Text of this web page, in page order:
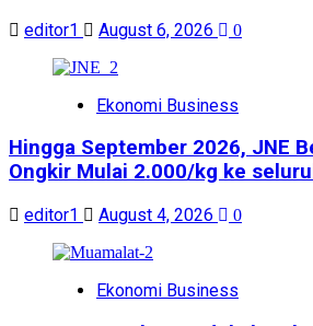
editor1 August 6, 2026 0
Ekonomi Business
Hingga September 2026, JNE
Ongkir Mulai 2.000/kg ke
editor1 August 4, 2026 0
Ekonomi Business